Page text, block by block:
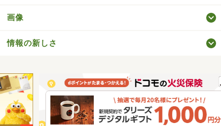
画像
情報の新しさ